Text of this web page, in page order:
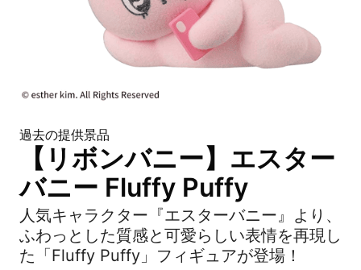
過去の提供景品
【リボンバニー】エスター
バニー Fluffy Puffy
人気キャラクター『エスターバニー』より、
ふわっとした質感と可愛らしい表情を再現し
た「Fluffy Puffy」フィギュアが登場！